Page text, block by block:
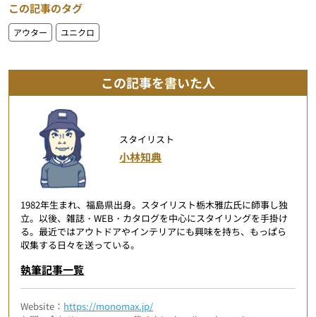
この記事のタグ
アウター ユニクロ
この記事を書いた人
スタイリスト
小林知典
1982年生まれ、福島県出身。スタイリスト栃木雅広氏に師事し独
立。以後、雑誌・WEB・カタログを中心にスタイリングを手掛け
る。最近ではアウトドアやインテリアにも興味を持ち、もっぱら
収集する日々を送っている。
執筆記事一覧
Website： https://monomax.jp/